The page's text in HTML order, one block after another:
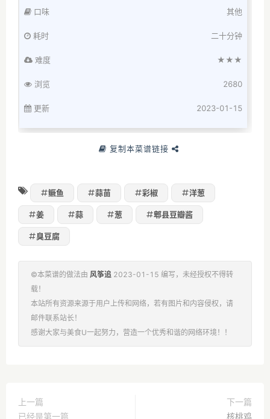
口味 其他
耗时 二十分钟
难度 ★★★
浏览 2680
更新 2023-01-15
复制本菜谱链接
鳜鱼 蒜苗 彩椒 洋葱
姜 蒜 葱 郫县豆瓣酱
臭豆腐
©本菜谱的做法由 风筝追 2023-01-15 编写，未经授权不得转
载！
本站所有资源来源于用户上传和网络，若有图片和内容侵权，请
邮件联系站长！
感谢大家与美食U一起努力，营造一个优秀和谐的网络环境！！
上一篇
已经是第一篇
下一篇
核桃鸡